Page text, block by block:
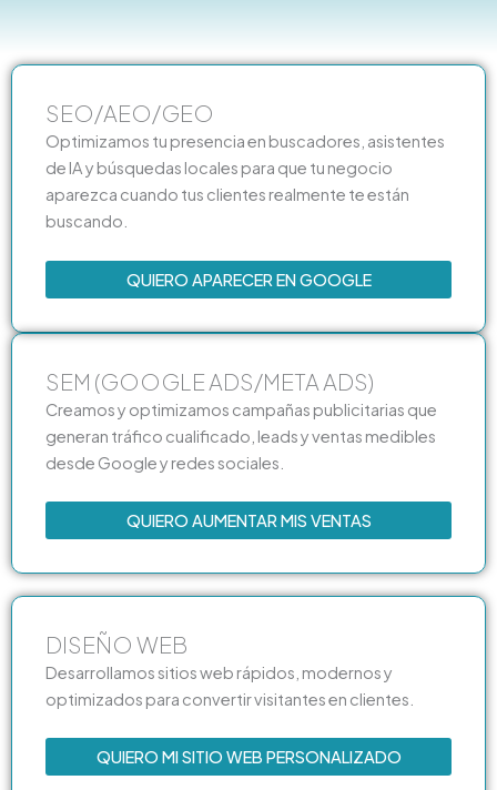
SEO/AEO/GEO
Optimizamos tu presencia en buscadores, asistentes
de IA y búsquedas locales para que tu negocio
aparezca cuando tus clientes realmente te están
buscando.
QUIERO APARECER EN GOOGLE
SEM (GOOGLE ADS/META ADS)
Creamos y optimizamos campañas publicitarias que
generan tráfico cualificado, leads y ventas medibles
desde Google y redes sociales.
QUIERO AUMENTAR MIS VENTAS
DISEÑO WEB
Desarrollamos sitios web rápidos, modernos y
optimizados para convertir visitantes en clientes.
QUIERO MI SITIO WEB PERSONALIZADO